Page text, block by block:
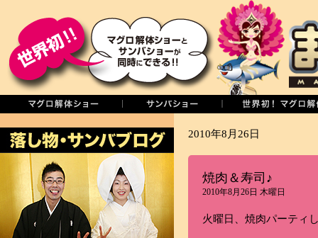
2010年8月26日
焼肉＆寿司♪
2010年8月26日 木曜日
火曜日、焼肉パーティ